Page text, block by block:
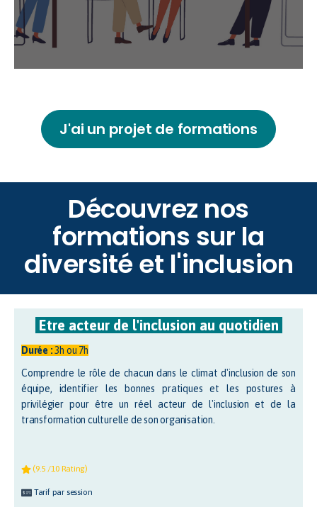
J'ai un projet de formations
Découvrez nos
formations sur la
diversité et l'inclusion
Etre acteur de l'inclusion au quotidien
Durée :3h ou 7h
Comprendre le rôle de chacun dans le climat d'inclusion de son
équipe, identifier les bonnes pratiques et les postures à
privilégier pour être un réel acteur de l'inclusion et de la
transformation culturelle de son organisation.
(9.5 /10 Rating)
Tarif par session